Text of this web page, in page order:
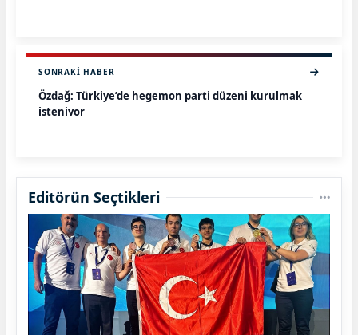
SONRAKI HABER
Özdağ: Türkiye’de hegemon parti düzeni kurulmak
isteniyor
Editörün Seçtikleri